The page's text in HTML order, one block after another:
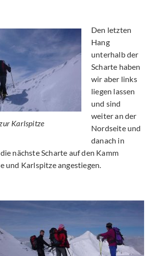
Karlspitze
Den letzten
Hang
unterhalb der
Scharte haben
wir aber links
liegen lassen
und sind
weiter an der
Nordseite und
danach in
nächste Scharte auf den Kamm
und Karlspitze angestiegen.